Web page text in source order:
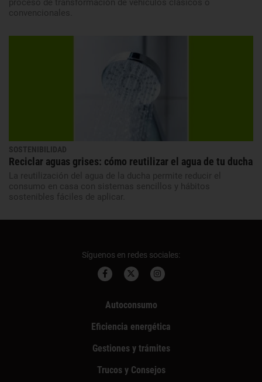
proceso de transformación de vehículos clásicos o
convencionales.
SOSTENIBILIDAD
Reciclar aguas grises: cómo reutilizar el agua de tu ducha
La reutilización del agua de la ducha permite reducir el
consumo en casa con sistemas sencillos y hábitos
sostenibles fáciles de aplicar.
Síguenos en redes sociales:
Autoconsumo
Eficiencia energética
Gestiones y trámites
Trucos y Consejos